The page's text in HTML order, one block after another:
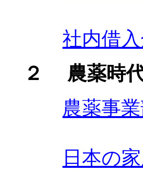
社内借
２ 農薬時
農薬事
日本の